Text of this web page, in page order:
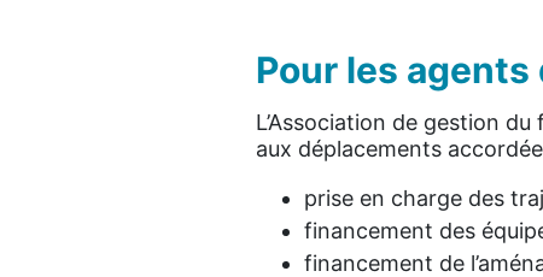
Pour les
L’Association de gestion
aux déplacements
prise en charge des
financement des
financement de